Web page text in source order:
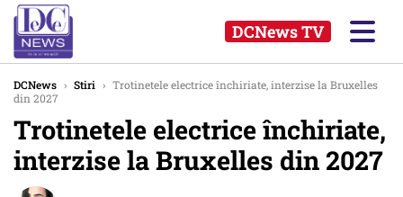
DCNews TV
DCNews › Stiri › Trotinetele electrice închiriate, interzise la Bruxelles
din 2027
Trotinetele electrice închiriate,
interzise la Bruxelles din 2027